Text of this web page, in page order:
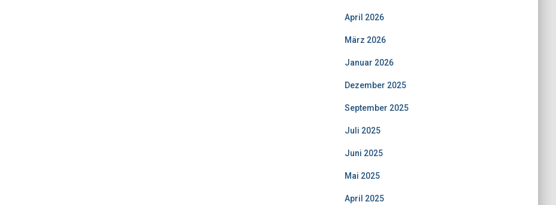
April 2026
März 2026
Januar 2026
Dezember 2025
September 2025
Juli 2025
Juni 2025
Mai 2025
April 2025